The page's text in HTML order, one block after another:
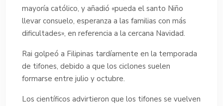
mayoría católico, y añadió «pueda el santo Niño
llevar consuelo, esperanza a las familias con más
dificultades», en referencia a la cercana Navidad.
Rai golpeó a Filipinas tardíamente en la temporada
de tifones, debido a que los ciclones suelen
formarse entre julio y octubre.
Los científicos advirtieron que los tifones se vuelven